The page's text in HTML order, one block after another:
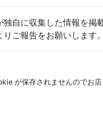
自に収集した情報を
りご報告をお願いします。
が保存されませんのでお店